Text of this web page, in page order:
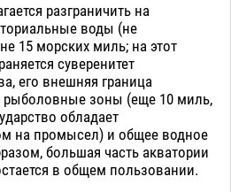
разграничить на
воды (не
15 морских миль; на этот
суверенитет
его внешняя граница
рыболовные зоны (еще 10 миль,
обладает
на промысел) и общее водное
большая часть акватории
в общем пользовании.